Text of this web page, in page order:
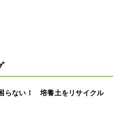
らない！ 培養土をリサイクル